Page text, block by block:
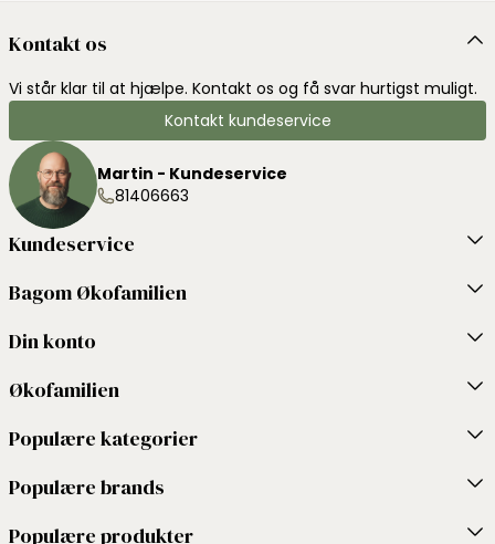
Kontakt os
Vi står klar til at hjælpe. Kontakt os og få svar hurtigst muligt.
Kontakt kundeservice
Martin - Kundeservice
81406663
Kundeservice
Bagom Økofamilien
Din konto
Økofamilien
Populære kategorier
Populære brands
Populære produkter